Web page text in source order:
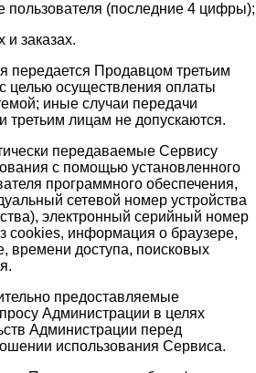
(последние 4 цифры);
и заказах.
передается Продавцом третьим
целью осуществления оплаты
иные случаи передачи
третьим лицам не допускаются.
передаваемые Сервису
с помощью установленного
программного обеспечения,
сетевой номер устройства
электронный серийный номер
cookies, информация о браузере,
времени доступа, поисковых
предоставляемые
Администрации в целях
Администрации перед
использования Сервиса.